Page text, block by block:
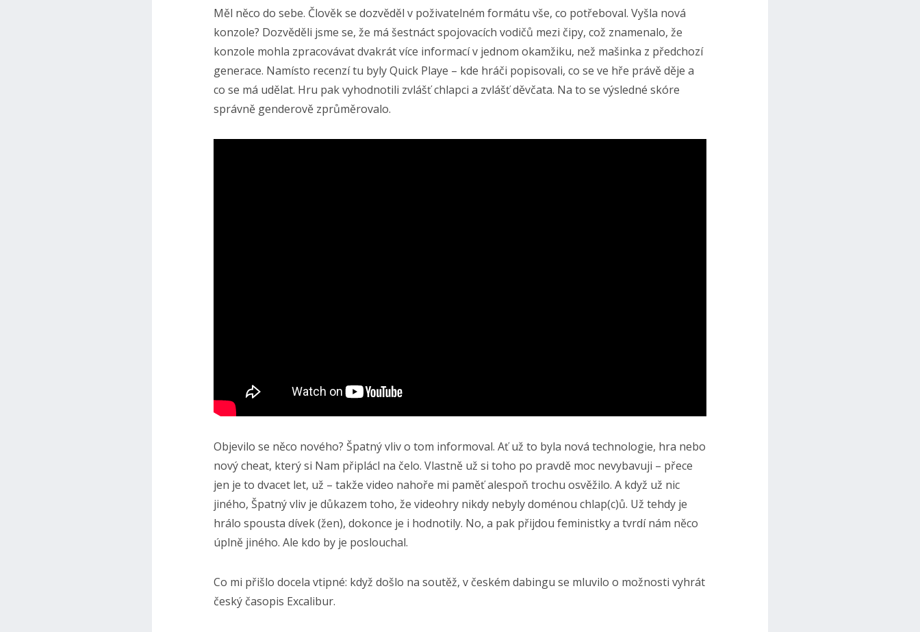
Měl něco do sebe. Člověk se dozvěděl v poživatelném formátu vše, co potřeboval. Vyšla nová
konzole? Dozvěděli jsme se, že má šestnáct spojovacích vodičů mezi čipy, což znamenalo, že
konzole mohla zpracovávat dvakrát více informací v jednom okamžiku, než mašinka z předchozí
generace. Namísto recenzí tu byly Quick Playe – kde hráči popisovali, co se ve hře právě děje a
co se má udělat. Hru pak vyhodnotili zvlášť chlapci a zvlášť děvčata. Na to se výsledné skóre
správně genderově zprůměrovalo.
Objevilo se něco nového? Špatný vliv o tom informoval. Ať už to byla nová technologie, hra nebo
nový cheat, který si Nam připlácl na čelo. Vlastně už si toho po pravdě moc nevybavuji – přece
jen je to dvacet let, už – takže video nahoře mi paměť alespoň trochu osvěžilo. A když už nic
jiného, Špatný vliv je důkazem toho, že videohry nikdy nebyly doménou chlap(c)ů. Už tehdy je
hrálo spousta dívek (žen), dokonce je i hodnotily. No, a pak přijdou feministky a tvrdí nám něco
úplně jiného. Ale kdo by je poslouchal.
Co mi přišlo docela vtipné: když došlo na soutěž, v českém dabingu se mluvilo o možnosti vyhrát
český časopis Excalibur.